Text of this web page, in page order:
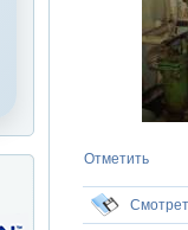
Отметить